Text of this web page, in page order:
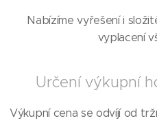
Nabízíme vyřešení i
vyplacení
Určení výkupní
Výkupní cena se odvíjí od